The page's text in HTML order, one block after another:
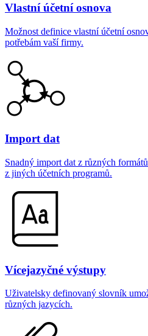
Vlastní účetní osnova
Možnost definice vlastní účetní
potřebám vaší firmy.
Import dat
Snadný import dat z různých
z jiných účetních programů.
Vícejazyčné výstupy
Uživatelsky definovaný slovník
různých jazycích.